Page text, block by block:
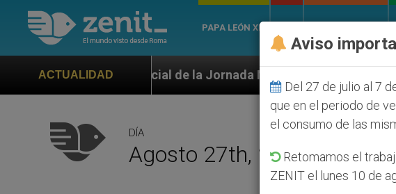
PAPA LEÓN XIV
ACTUALIDAD
oficial de la Jornada Mundial de la Juventud Seúl 2027
DÍA
Agosto 27th, 2004
Aviso
Del 27 de julio al 7
que en el periodo de
el consumo de las
Retomamos el
ZENIT el lunes 10 de